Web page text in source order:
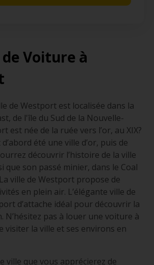
Voiture à
de Westport est localisée dans la
de l'île du Sud de la Nouvelle-
est née de la ruée vers l’or, au XIX?
été une ville d’or, puis de
découvrir l’histoire de la ville
que son passé minier, dans le Coal
ville de Westport propose de
en plein air. L’élégante ville de
d’attache idéal pour découvrir la
N’hésitez pas à louer une voiture à
visiter la ville et ses environs en
ville que vous apprécierez de